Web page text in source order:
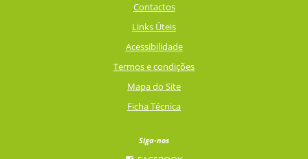
Contactos
Links Úteis
Acessibilidade
Termos e condições
Mapa do Site
Ficha Técnica
Siga-nos